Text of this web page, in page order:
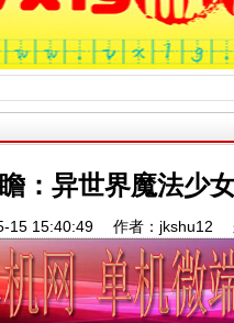
：异世界魔法少
15 15:40:49 作者：jkshu12